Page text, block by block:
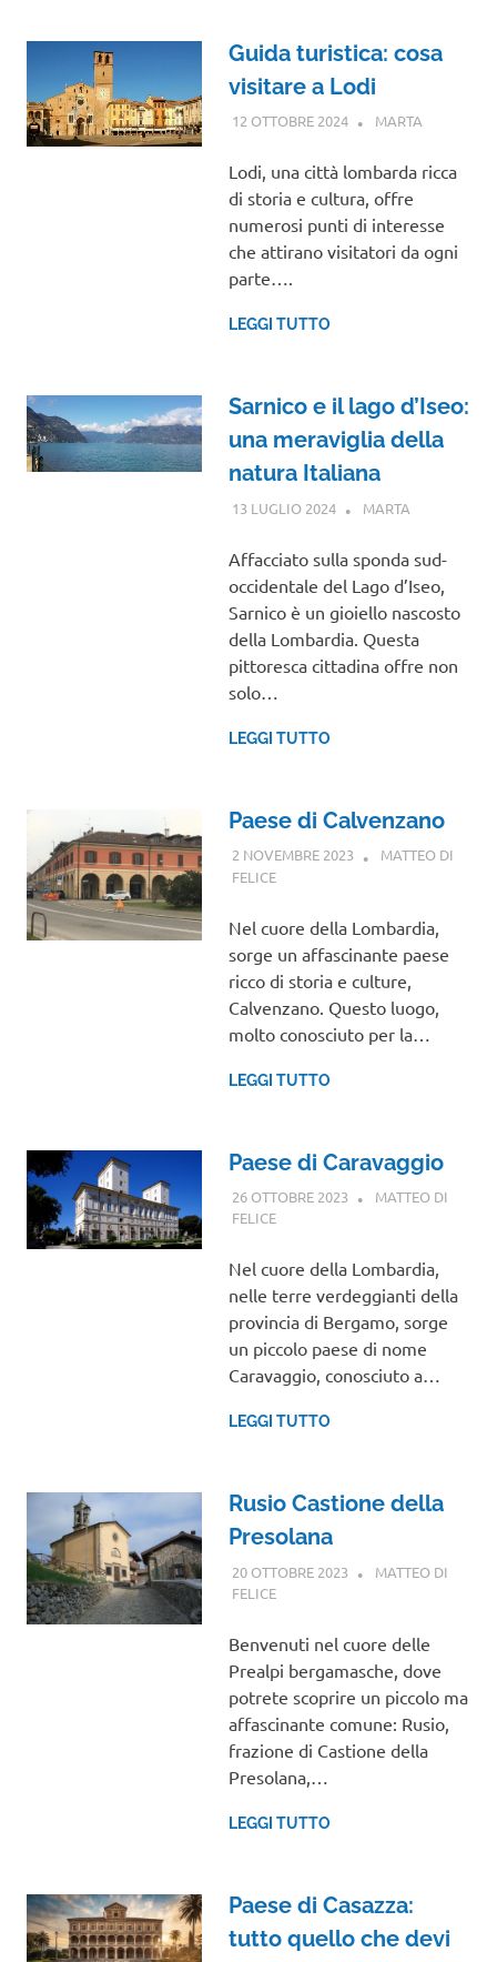
Guida turistica: cosa
visitare a Lodi
12 OTTOBRE 2024 MARTA
Lodi, una città lombarda ricca
di storia e cultura, offre
numerosi punti di interesse
che attirano visitatori da ogni
parte….
LEGGI TUTTO
Sarnico e il lago d’Iseo:
una meraviglia della
natura Italiana
13 LUGLIO 2024 MARTA
Affacciato sulla sponda sud-
occidentale del Lago d’Iseo,
Sarnico è un gioiello nascosto
della Lombardia. Questa
pittoresca cittadina offre non
solo…
LEGGI TUTTO
Paese di Calvenzano
2 NOVEMBRE 2023
MATTEO DI
FELICELOMBARDIA
Nel cuore della Lombardia,
sorge un affascinante paese
ricco di storia e culture,
Calvenzano. Questo luogo,
molto conosciuto per la…
LEGGI TUTTO
Paese di Caravaggio
26 OTTOBRE 2023
MATTEO DI
FELICELOMBARDIA
Nel cuore della Lombardia,
nelle terre verdeggianti della
provincia di Bergamo, sorge
un piccolo paese di nome
Caravaggio, conosciuto a…
LEGGI TUTTO
Rusio Castione della
Presolana
20 OTTOBRE 2023
MATTEO DI
FELICELOMBARDIA
Benvenuti nel cuore delle
Prealpi bergamasche, dove
potrete scoprire un piccolo ma
affascinante comune: Rusio,
frazione di Castione della
Presolana,…
LEGGI TUTTO
Paese di Casazza:
tutto quello che devi